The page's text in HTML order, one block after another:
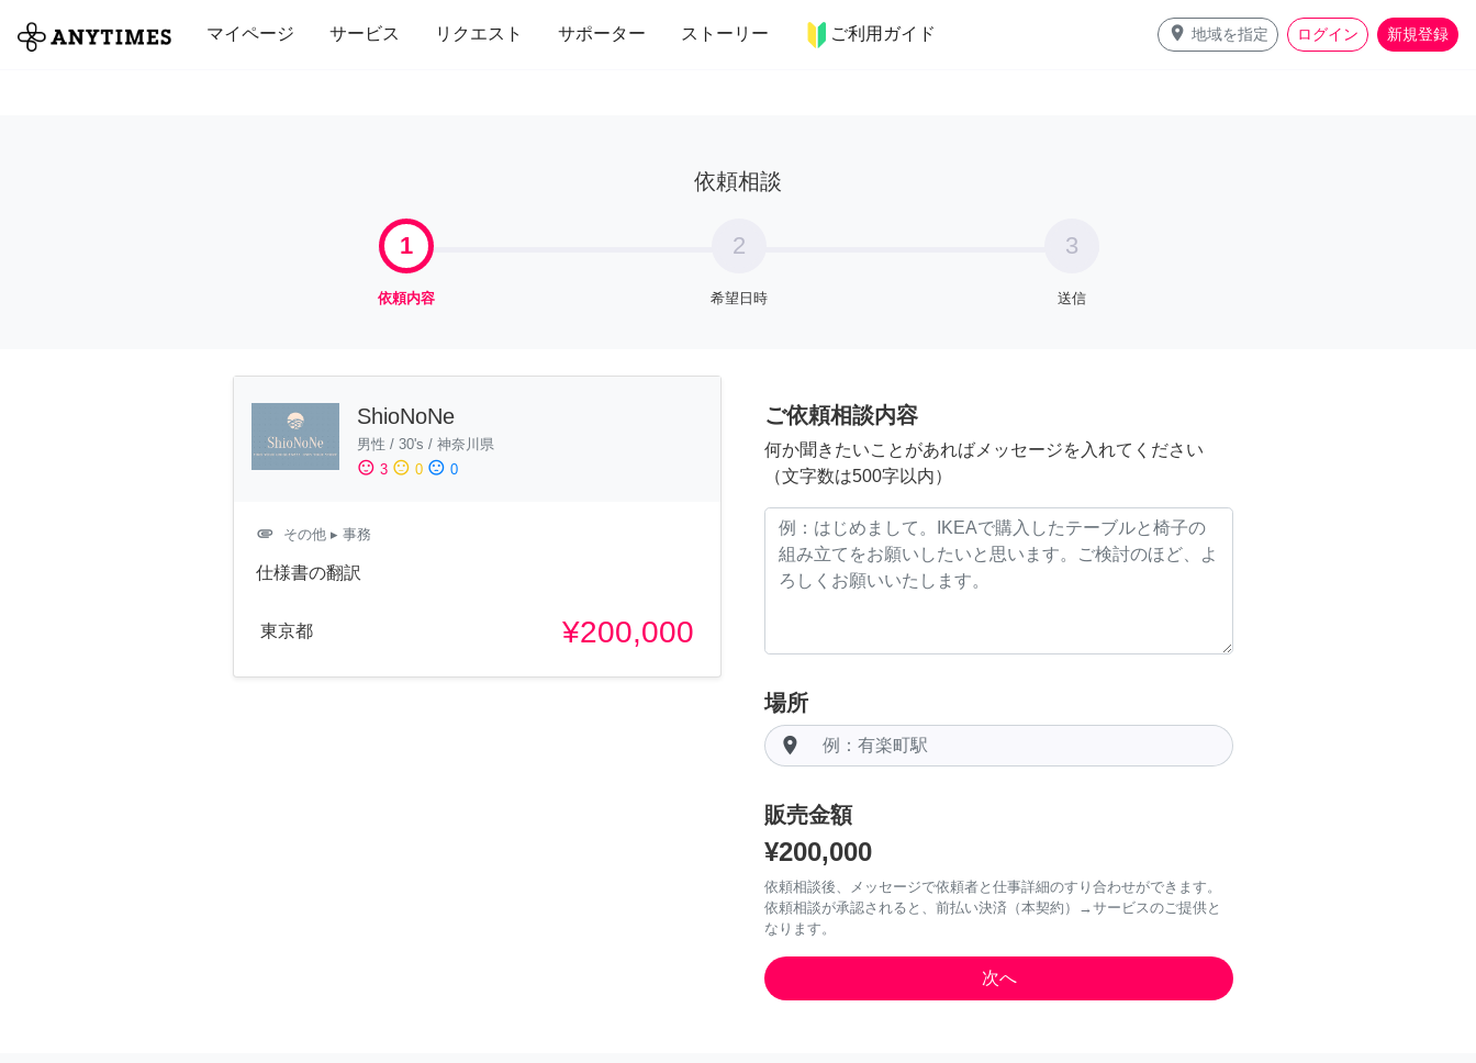
マイページ サービス リクエスト サポーター ストーリー ご利用ガイド place 地域を指定 ログイン 新規登録
全て 修理・組立 家事 引っ越し インテリア 趣味・習い事 ペット 料理
依頼相談
1
依頼内容
2
希望日時
3
送信
ShioNoNe
男性 / 30's / 神奈川県
sentiment_satisfied 3 sentiment_neutral 0 sentiment_dissatisfied 0
attachment その他 ▸ 事務
仕様書の翻訳
東京都 ¥200,000
ご依頼相談内容
何か聞きたいことがあればメッセージを入れてください
（文字数は500字以内）
場所
room
販売金額
¥200,000
依頼相談後、メッセージで依頼者と仕事詳細のすり合わせができます。
依頼相談が承認されると、前払い決済（本契約）→サービスのご提供と
なります。